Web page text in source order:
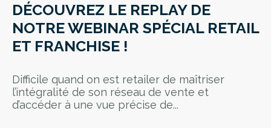
DÉCOUVREZ LE REPLAY DE
NOTRE WEBINAR SPÉCIAL RETAIL
ET FRANCHISE !
Difficile quand on est retailer de maîtriser
l’intégralité de son réseau de vente et
d’accéder à une vue précise de...